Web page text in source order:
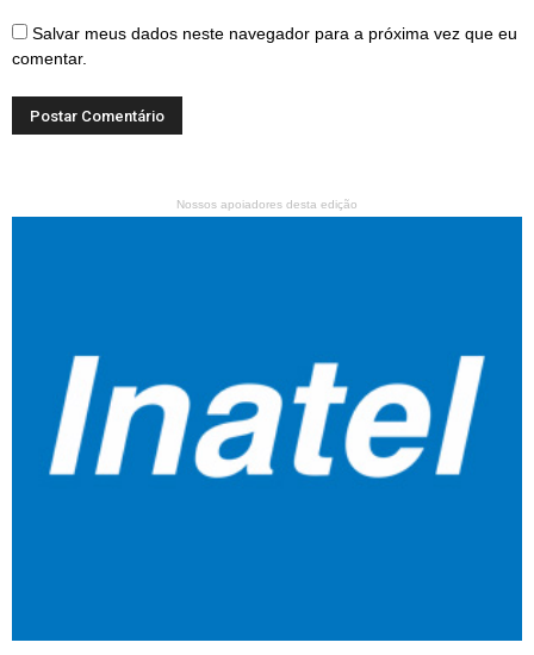
Salvar meus dados neste navegador para a próxima vez que eu
comentar.
Nossos apoiadores desta edição